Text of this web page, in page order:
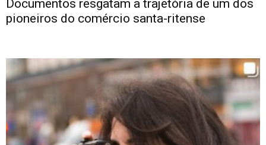
Documentos resgatam a trajetória de um dos
pioneiros do comércio santa-ritense